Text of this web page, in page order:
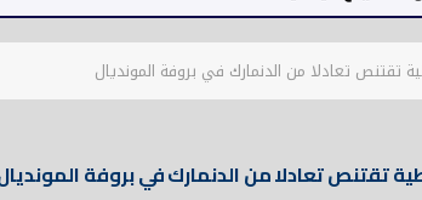
تقتنص تعادلا من الدنمارك في بروفة المونديال
تقتنص تعادلا من الدنمارك في بروفة